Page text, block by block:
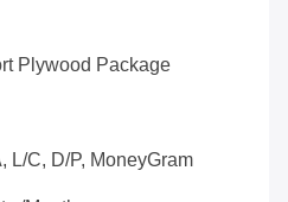
Plywood Package
L/C, D/P, MoneyGram